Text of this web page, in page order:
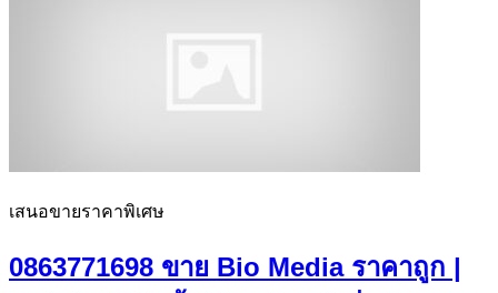
เสนอขายราคาพิเศษ
0863771698 ขาย Bio Media ราคาถูก |